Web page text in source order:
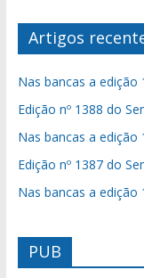
Artigos
Nas bancas a edição
Edição nº 1388 do
Nas bancas a edição
Edição nº 1387 do
Nas bancas a edição
PUB